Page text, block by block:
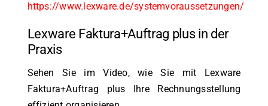
https://www.lexware.de/systemvoraussetzungen/
Lexware Faktura+Auftrag plus in der
Praxis
Sehen Sie im Video, wie Sie mit Lexware
Faktura+Auftrag plus Ihre Rechnungsstellung